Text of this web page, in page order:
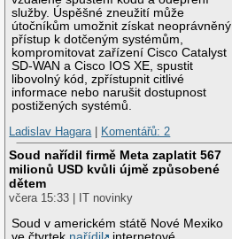
služby. Úspěšné zneužití může
útočníkům umožnit získat neoprávněný
přístup k dotčeným systémům,
kompromitovat zařízení Cisco Catalyst
SD-WAN a Cisco IOS XE, spustit
libovolný kód, zpřístupnit citlivé
informace nebo narušit dostupnost
postižených systémů.
Ladislav Hagara| Komentářů: 2
Soud nařídil firmě Meta zaplatit 567
milionů USD kvůli újmě způsobené
dětem
včera 15:33 | IT novinky
Soud v americkém státě Nové Mexiko